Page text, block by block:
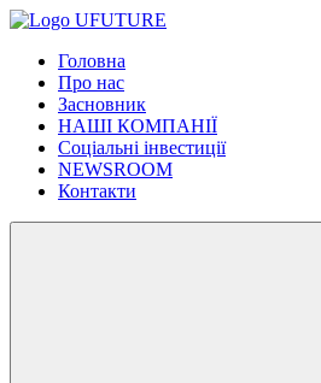
Головна
Про нас
Засновник
НАШІ КОМПАНІЇ
Соціальні інвестиції
NEWSROOM
Контакти